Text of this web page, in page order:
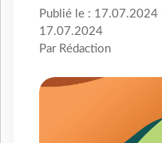
Publié le : 17.07.2024
17.07.2024
Par Rédaction